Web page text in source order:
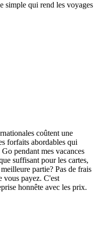
simple qui rend les voyages
coûtent une
forfaits abordables qui
pendant mes vacances
suffisant pour les cartes,
partie? Pas de frais
vous payez. C'est
honnête avec les prix.